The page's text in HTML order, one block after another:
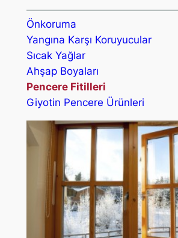
Önkoruma
Yangına Karşı Koruyucular
Sıcak Yağlar
Ahşap Boyaları
Pencere Fitilleri
Giyotin Pencere Ürünleri